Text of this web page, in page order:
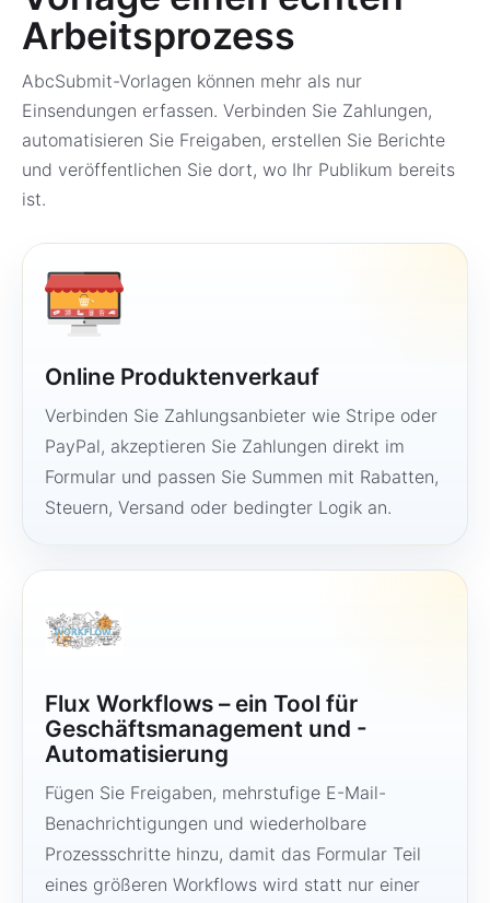
Arbeitsprozess
AbcSubmit-Vorlagen können mehr als nur
Einsendungen erfassen. Verbinden Sie Zahlungen,
automatisieren Sie Freigaben, erstellen Sie Berichte
und veröffentlichen Sie dort, wo Ihr Publikum bereits
ist.
Online Produktenverkauf
Verbinden Sie Zahlungsanbieter wie Stripe oder
PayPal, akzeptieren Sie Zahlungen direkt im
Formular und passen Sie Summen mit Rabatten,
Steuern, Versand oder bedingter Logik an.
Flux Workflows – ein Tool für
Geschäftsmanagement und -
Automatisierung
Fügen Sie Freigaben, mehrstufige E-Mail-
Benachrichtigungen und wiederholbare
Prozessschritte hinzu, damit das Formular Teil
eines größeren Workflows wird statt nur einer